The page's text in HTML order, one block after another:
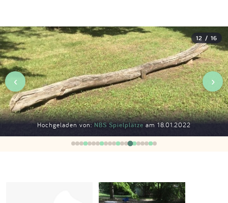
Blog
Partner
Kontakt
Impressum
Anmelden
Hochgeladen von:NBS Spielplätzeam 18.01.2022
12 / 16
‹ ›